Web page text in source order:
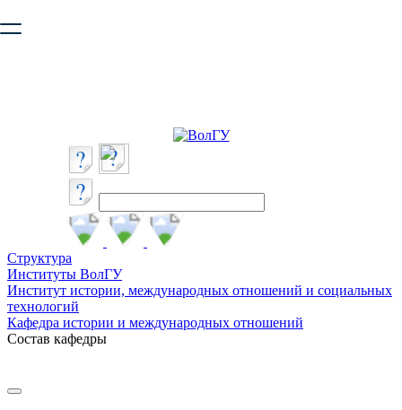
безопасную работу с сайтом. Пожалуйста
Структура
Институты ВолГУ
Институт истории, международных отношений и социальных
технологий
Кафедра истории и международных отношений
Состав кафедры